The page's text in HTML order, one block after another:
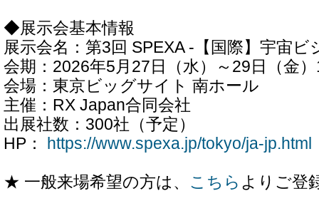
◆展示会基本情報
展示会名：第3回 SPEXA -【国際】宇宙ビ
会期：2026年5月27日（水）～29日（金
会場：東京ビッグサイト 南ホール
主催：RX Japan合同会社
出展社数：300社（予定）
HP：
https://www.spexa.jp/tokyo/ja-jp.html
★ 一般来場希望の方は、 こちら よりご登